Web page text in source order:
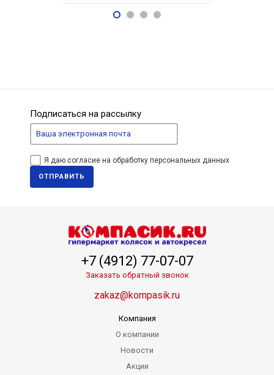
68 700 Р
Подписаться на рассылку
Я даю согласие на обработку персональных данных
ОТПРАВИТЬ
+7 (4912) 77-07-07
Заказать обратный звонок
zakaz@kompasik.ru
Компания
О компании
Новости
Акции